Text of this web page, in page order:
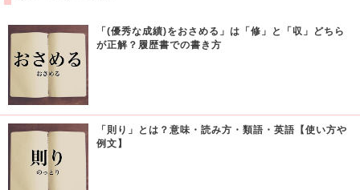
「(優秀な成績)をおさめる」は「修」と「収」どちら
が正解？履歴書での書き方
「則り」とは？意味・読み方・類語・英語【使い方や
例文】